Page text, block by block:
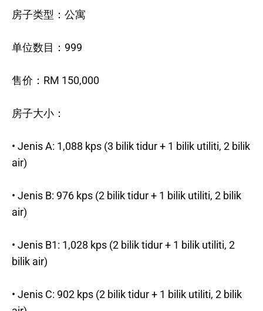
房子类型：公寓
单位数目：999
售价：RM 150,000
房子大小：
• Jenis A: 1,088 kps (3 bilik tidur + 1 bilik utiliti, 2 bilik
air)
• Jenis B: 976 kps (2 bilik tidur + 1 bilik utiliti, 2 bilik
air)
• Jenis B1: 1,028 kps (2 bilik tidur + 1 bilik utiliti, 2
bilik air)
• Jenis C: 902 kps (2 bilik tidur + 1 bilik utiliti, 2 bilik